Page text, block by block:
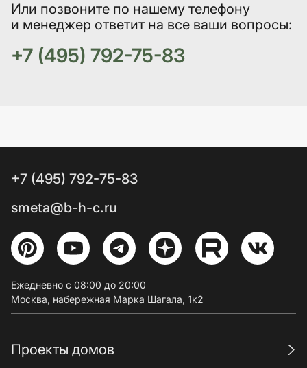
Или позвоните по нашему телефону
и менеджер ответит на все ваши вопросы:
+7 (495) 792-75-83
Проекты домов
+7 (495) 792-75-83
smeta@b-h-c.ru
Ежедневно с 08:00 до 20:00
Москва, набережная Марка Шагала, 1к2